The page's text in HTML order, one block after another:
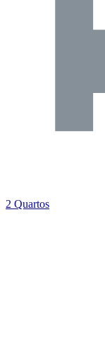
2 Quartos